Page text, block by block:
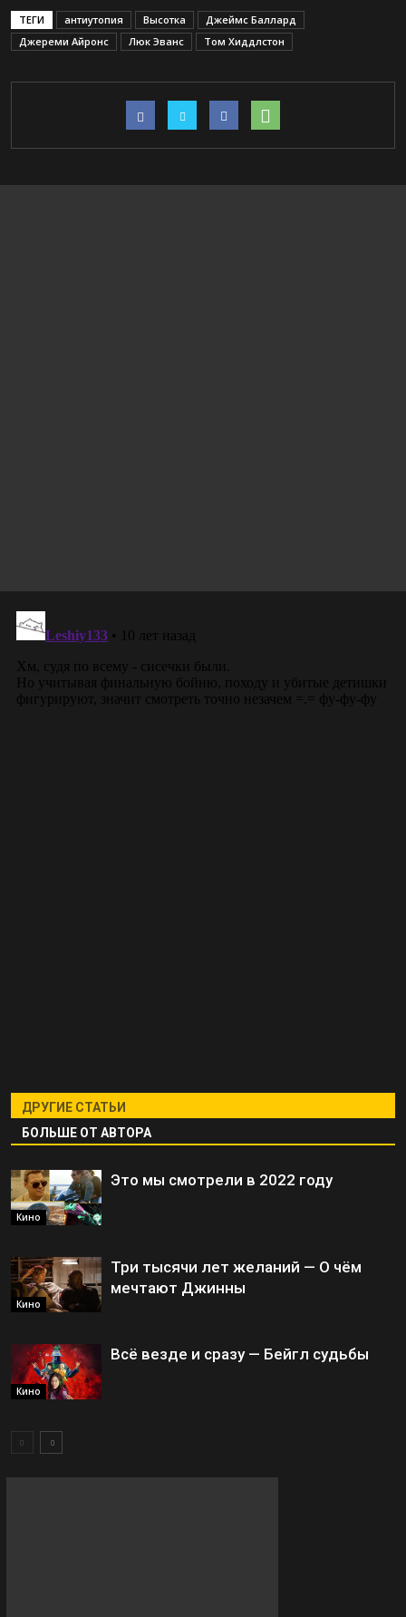
ТЕГИ антиутопия Высотка
Джеймс Баллард
Джереми Айронс
Люк Эванс Том Хиддлстон
ДРУГИЕ СТАТЬИ
БОЛЬШЕ ОТ АВТОРА
Кино
Это мы смотрели в 2022 году
Кино
Три тысячи лет желаний — О чём
мечтают Джинны
Кино
Всё везде и сразу — Бейгл судьбы